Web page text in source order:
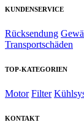
KUNDENSERVICE
Rücksendung
Transportschäden
TOP-KATEGORIEN
Motor Filter
KONTAKT